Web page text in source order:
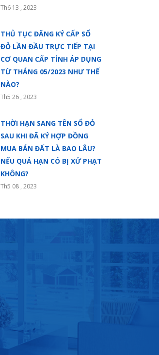
Th6 13 , 2023
THỦ TỤC ĐĂNG KÝ CẤP SỔ
ĐỎ LẦN ĐẦU TRỰC TIẾP TẠI
CƠ QUAN CẤP TỈNH ÁP DỤNG
TỪ THÁNG 05/2023 NHƯ THẾ
NÀO?
Th5 26 , 2023
THỜI HẠN SANG TÊN SỔ ĐỎ
SAU KHI ĐÃ KÝ HỢP ĐỒNG
MUA BÁN ĐẤT LÀ BAO LÂU?
NẾU QUÁ HẠN CÓ BỊ XỬ PHẠT
KHÔNG?
Th5 08 , 2023